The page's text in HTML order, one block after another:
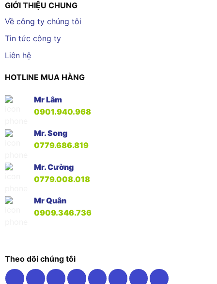
GIỚI THIỆU CHUNG
Về công ty chúng tôi
Tin tức công ty
Liên hệ
HOTLINE MUA HÀNG
Mr Lâm
0901.940.968
Mr. Song
0779.686.819
Mr. Cường
0779.008.018
Mr Quân
0909.346.736
Theo dõi chúng tôi